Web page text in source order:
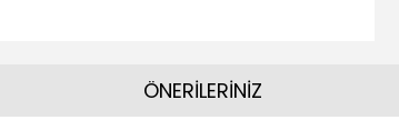
ÖNERİLERİNİZ